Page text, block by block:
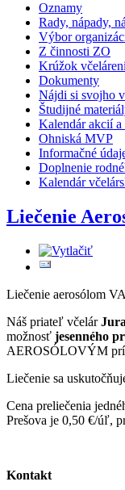
Oznamy
Rady, nápady,
Výbor
Z činnosti ZO
Krúžok
Dokumenty
Nájdi si svojho
Študijné
Kalendár akcií a
Ohniská MVP
Informačné
Doplnenie
Kalendár
Liečenie
Liečenie aerosólom
Náš priateľ včelár
možnosť jesenného
AEROSÓLOVÝM
Liečenie sa
Cena preliečenia
Prešova je 0,50 €/úľ,
Kontakt